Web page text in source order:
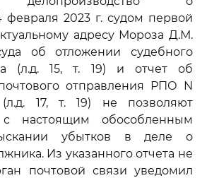
февраля 2023 г. судом первой
адресу Мороза Д.М.
об отложении судебного
(л.д. 15, т. 19) и отчет об
отправления РПО N
(л.д. 17, т. 19) не позволяют
настоящим обособленным
убытков в деле о
Из указанного отчета не
почтовой связи уведомил